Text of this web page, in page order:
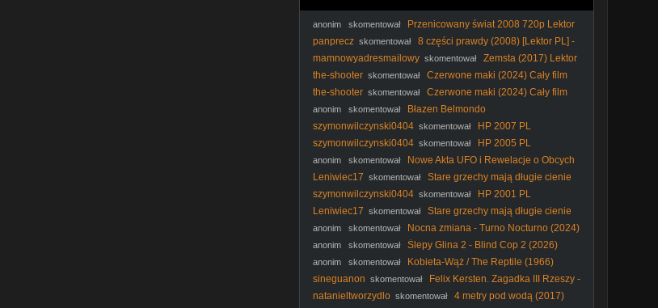
anonim skomentował
Przenicowany świat 2008 720p Lektor
PL
panprecz skomentował
8 części prawdy (2008) [Lektor PL] -
Vantage Point
mamnowyadresmailowy skomentował
Zemsta (2017) Lektor
PL
the-shooter skomentował
Czerwone maki (2024) Cały film
PL
the-shooter skomentował
Czerwone maki (2024) Cały film
anonim skomentował
Błazen Belmondo
szymonwilczynski0404 skomentował
HP 2007 PL
szymonwilczynski0404 skomentował HP 2005 PL
anonim skomentował
Nowe Akta UFO i Rewelacje o Obcych
Leniwiec17 skomentował
Stare grzechy mają długie cienie
(2014) Lektor PL
szymonwilczynski0404 skomentował
HP 2001 PL
Leniwiec17 skomentował
Stare grzechy mają długie cienie
(2014) Lektor PL
anonim skomentował
Nocna zmiana - Turno Nocturno (2024)
[Lektor PL]
anonim skomentował
Ślepy Glina 2 - Blind Cop 2 (2026)
[ENG]
anonim skomentował
Kobieta-Wąż / The Reptile (1966)
[Lektor PL]
sineguanon skomentował
Felix Kersten. Zagadka III Rzeszy -
The Kersten Case (2025)
natanieltworzydlo skomentował
4 metry pod wodą (2017)